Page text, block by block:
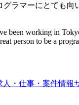
ラマーにとても向
been working in
person to be a
・仕事・案件情報